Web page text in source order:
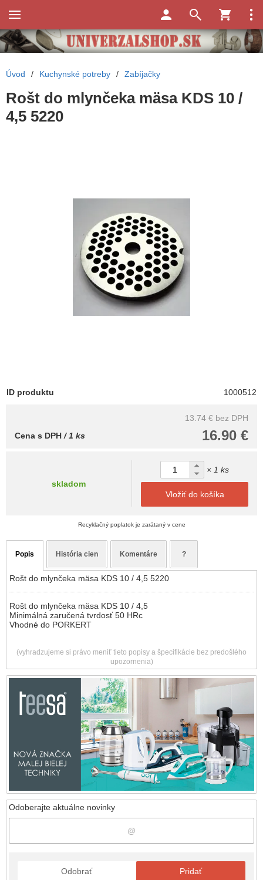
Odoberajte aktuálne novinky
Odobrať Pridať
Úvod / Kuchynské potreby / Zabíjačky
Rošt do mlynčeka mäsa KDS 10 /
4,5 5220
ID produktu 1000512
13.74 € bez DPH
16.90 €
Cena s DPH/ 1 ks
skladom
× 1 ks
Vložiť do košíka
Recyklačný poplatok je zarátaný v cene
Popis História cien Komentáre ?
Rošt do mlynčeka mäsa KDS 10 / 4,5 5220
Rošt do mlynčeka mäsa KDS 10 / 4,5
Minimálná zaručená tvrdosť 50 HRc
Vhodné do PORKERT
(vyhradzujeme si právo meniť tieto popisy a špecifikácie bez predošlého
upozornenia)